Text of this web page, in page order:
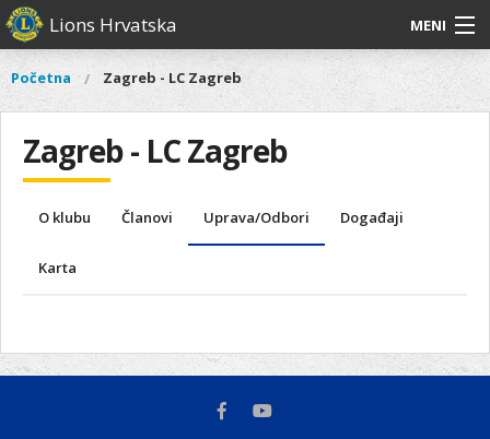
Skoči
na
sadržaj
Lions Hrvatska MENI
O nama
Naši projekti
Aktivnosti
Glavni
O
nama
Distrikt
126
Aktivnosti
Vi
ste
ovdje
Početna Zagreb - LC Zagreb
Zagreb - LC Zagreb
O klubu Članovi Uprava/Odbori Događaji
Karta